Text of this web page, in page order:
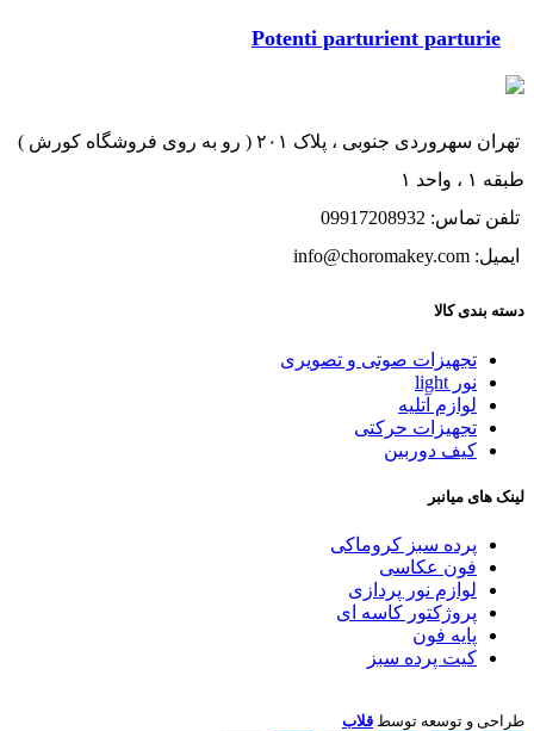
Potenti parturient parturie
تهران سهروردی جنوبی ، پلاک ۲۰۱ ( رو به روی فروشگاه کورش )
طبقه ۱ ، واحد ۱
تلفن تماس: 09917208932
ایمیل: info@choromakey.com
دسته بندی کالا
تجهیزات صوتی و تصویری
نور light
لوازم آتلیه
تجهیزات حرکتی
کیف دوربین
لینک های میانبر
پرده سبز کروماکی
فون عکاسی
لوازم نور پردازی
پروژکتور کاسه ای
پایه فون
کیت پرده سبز
طراحی و توسعه توسط قلاب